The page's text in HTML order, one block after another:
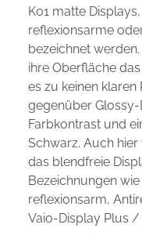
K01 matte
reflexionsarme
bezeichnet
ihre Oberfläche
es zu keinen klaren
gegenüber
Farbkontrast und
Schwarz. Auch
das blendfreie
Bezeichnungen
reflexionsarm,
Vaio-Display Plus /